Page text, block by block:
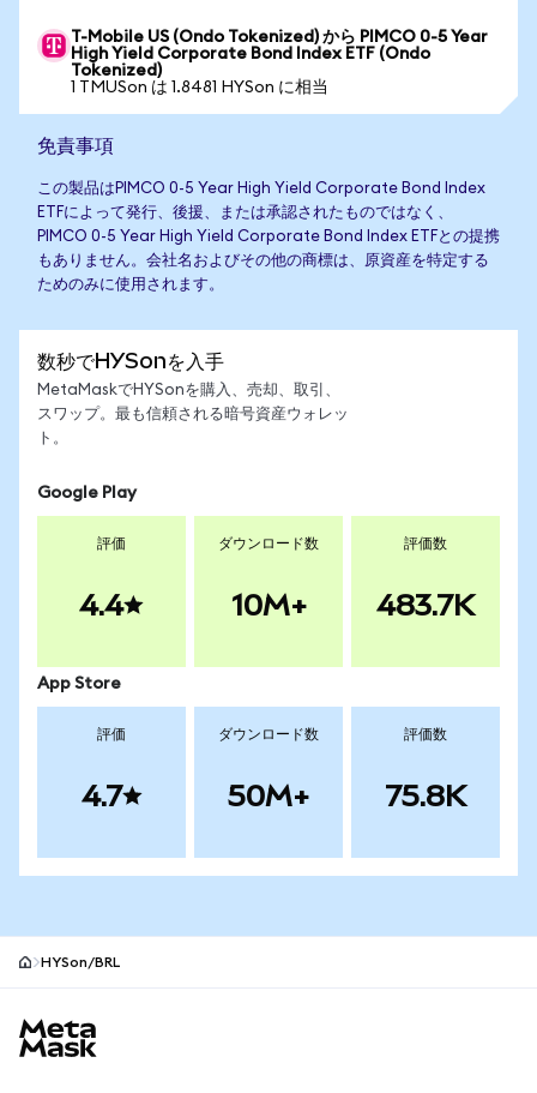
T-Mobile US (Ondo Tokenized) から PIMCO 0-5 Year
High Yield Corporate Bond Index ETF (Ondo
Tokenized)
1 TMUSon は 1.8481 HYSon に相当
免責事項
この製品はPIMCO 0-5 Year High Yield Corporate Bond Index
ETFによって発行、後援、または承認されたものではなく、
PIMCO 0-5 Year High Yield Corporate Bond Index ETFとの提携
もありません。会社名およびその他の商標は、原資産を特定する
ためのみに使用されます。
数秒でHYSonを入手
MetaMaskでHYSonを購入、売却、取引、
スワップ。最も信頼される暗号資産ウォレッ
ト。
Google Play
評価
4.4
ダウンロード数
10M+
評価数
483.7K
App Store
評価
4.7
ダウンロード数
50M+
評価数
75.8K
HYSon/BRL